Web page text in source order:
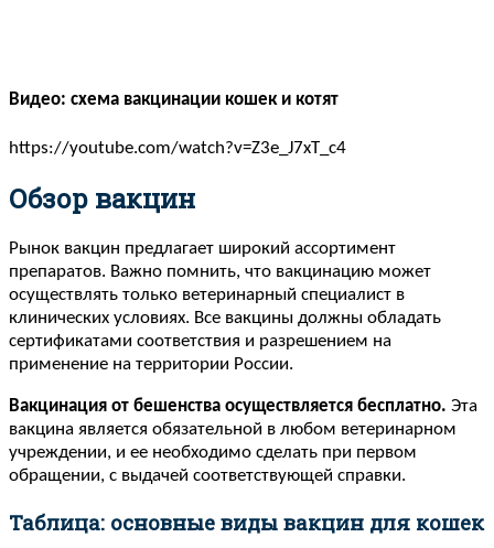
Видео: схема вакцинации кошек и котят
https://youtube.com/watch?v=Z3e_J7xT_c4
Обзор вакцин
Рынок вакцин предлагает широкий ассортимент
препаратов. Важно помнить, что вакцинацию может
осуществлять только ветеринарный специалист в
клинических условиях. Все вакцины должны обладать
сертификатами соответствия и разрешением на
применение на территории России.
Вакцинация от бешенства осуществляется бесплатно. Эта
вакцина является обязательной в любом ветеринарном
учреждении, и ее необходимо сделать при первом
обращении, с выдачей соответствующей справки.
Таблица: основные виды вакцин для кошек